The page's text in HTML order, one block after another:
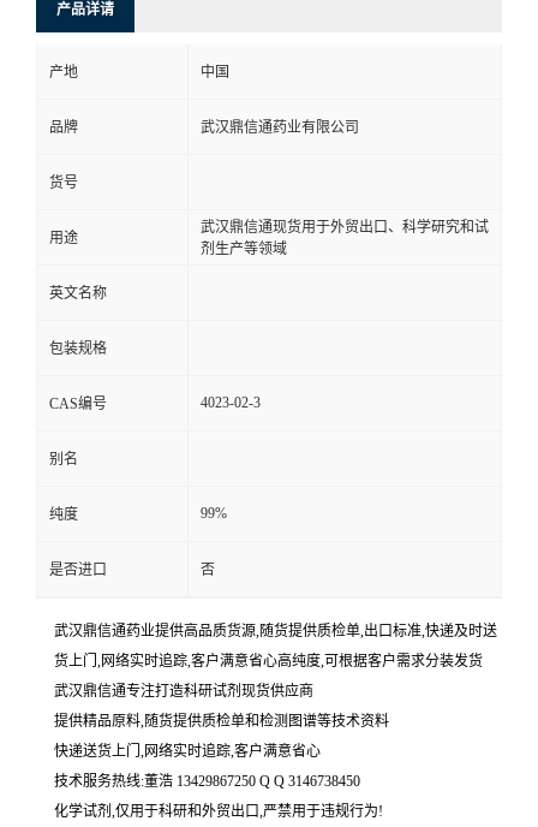
产品详请
产地 中国
品牌 武汉鼎信通药业有限公司
货号
用途
武汉鼎信通现货用于外贸出口、科学研究和试
剂生产等领域
英文名称
包装规格
CAS编号 4023-02-3
别名
纯度 99%
是否进口 否
武汉鼎信通药业提供高品质货源,随货提供质检单,出口标准,快递及时送
货上门,网络实时追踪,客户满意省心高纯度,可根据客户需求分装发货
武汉鼎信通专注打造科研试剂现货供应商
提供精品原料,随货提供质检单和检测图谱等技术资料
快递送货上门,网络实时追踪,客户满意省心
技术服务热线:董浩 13429867250 Q Q 3146738450
化学试剂,仅用于科研和外贸出口,严禁用于违规行为!